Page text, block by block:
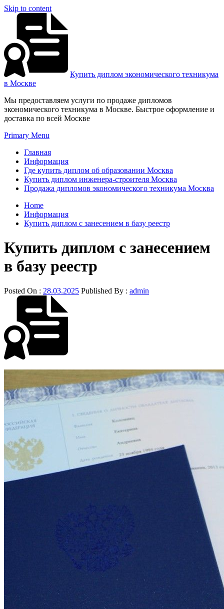
Skip to content
Купить диплом экономического техникума
в Москве
Мы предоставляем услуги по продаже дипломов
экономического техникума в Москве. Быстрое оформление и
доставка по всей Москве
Primary Menu
Главная
Информация
Где купить диплом об образовании Москва
Купить диплом инженера-строителя Москва
Продажа дипломов экономического техникума Москва
Home
Информация
Купить диплом с занесением в базу реестр
Купить диплом с занесением
в базу реестр
Posted On : 28.03.2025 Published By : admin